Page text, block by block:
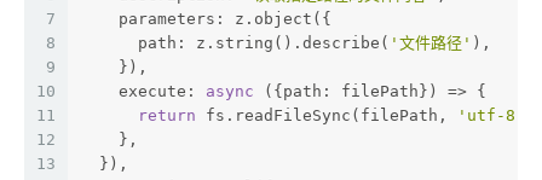
7
8
9
10
11
12
13
    parameters: z.object({
      path: z.string().describe(
'文件路径' ),
    }),
    execute:
async ({ path : filePath}) => {
return fs.readFileSync(filePath, 'utf-8'
    },
  }),